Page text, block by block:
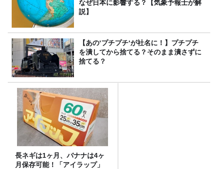
なぜ日本に影響する？【気象予報士が解
説】
【あの‘プチプチ‘が社名に！】プチプチ
を潰してから捨てる？そのまま潰さずに
捨てる？
長ネギは1ヶ月、バナナは4ヶ
月保存可能！「アイラップ」